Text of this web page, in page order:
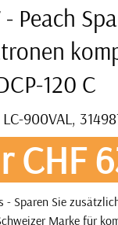
Peach
120 C
900VAL,
CHF
- Sparen Sie
Marke für